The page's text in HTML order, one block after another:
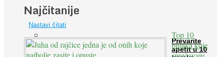
prirodne ...
Nastavi čitati
Prevarite
apetit u 10
Najčitanije
Top 10
biljaka koje